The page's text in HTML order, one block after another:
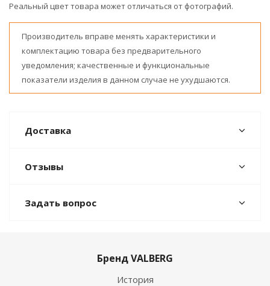
Реальный цвет товара может отличаться от фотографий.
Производитель вправе менять характеристики и
комплектацию товара без предварительного
уведомления; качественные и функциональные
показатели изделия в данном случае не ухудшаются.
Доставка
Отзывы
Задать вопрос
Бренд VALBERG
История